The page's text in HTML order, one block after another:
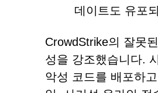
데이트도 유포
CrowdStrike의 잘못
성을 강조했습니다.
악성 코드를 배포하